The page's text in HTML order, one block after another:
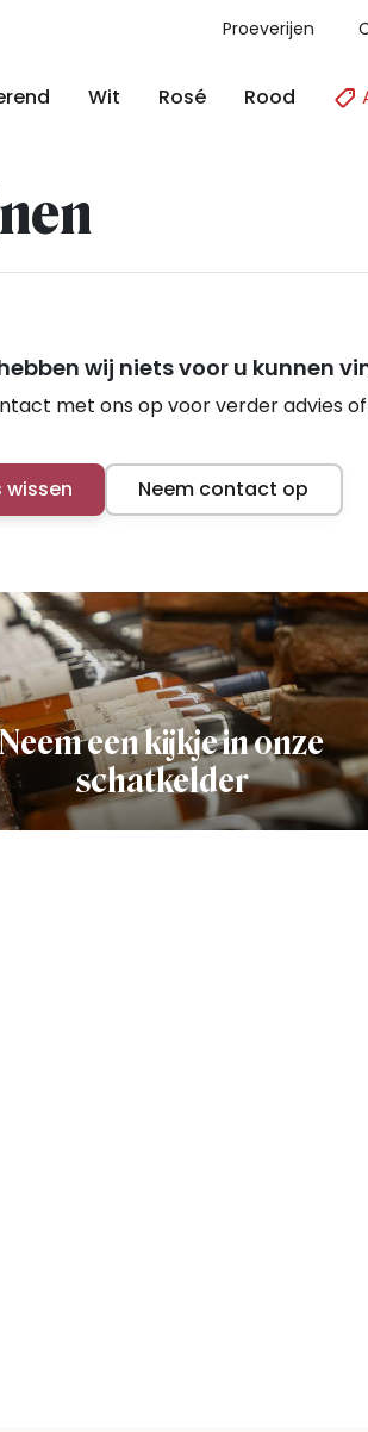
Proeverijen
Wit Rosé Rood
wij niets voor u kunnen
met ons op voor verder advies
wissen Neem contact op
Neem een kijkje in onze
schatkelder